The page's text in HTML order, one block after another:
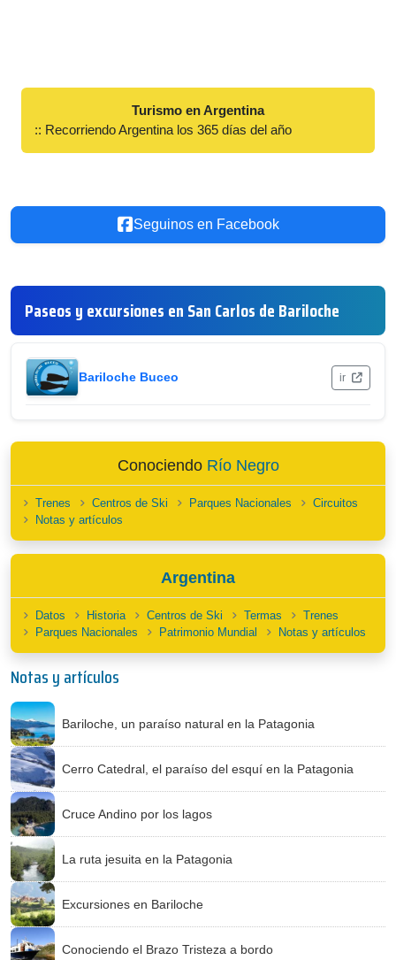
Turismo en Argentina
:: Recorriendo Argentina los 365 días del año
Seguinos en Facebook
Paseos y excursiones en San Carlos de Bariloche
Bariloche Buceo ir
Conociendo Río Negro
Trenes Centros de Ski Parques Nacionales
Circuitos
Notas y artículos
Argentina
Datos Historia Centros de Ski Termas
Trenes
Parques Nacionales
Patrimonio Mundial Notas y artículos
Notas y artículos
Bariloche, un paraíso natural en la Patagonia
Cerro Catedral, el paraíso del esquí en la Patagonia
Cruce Andino por los lagos
La ruta jesuita en la Patagonia
Excursiones en Bariloche
Conociendo el Brazo Tristeza a bordo